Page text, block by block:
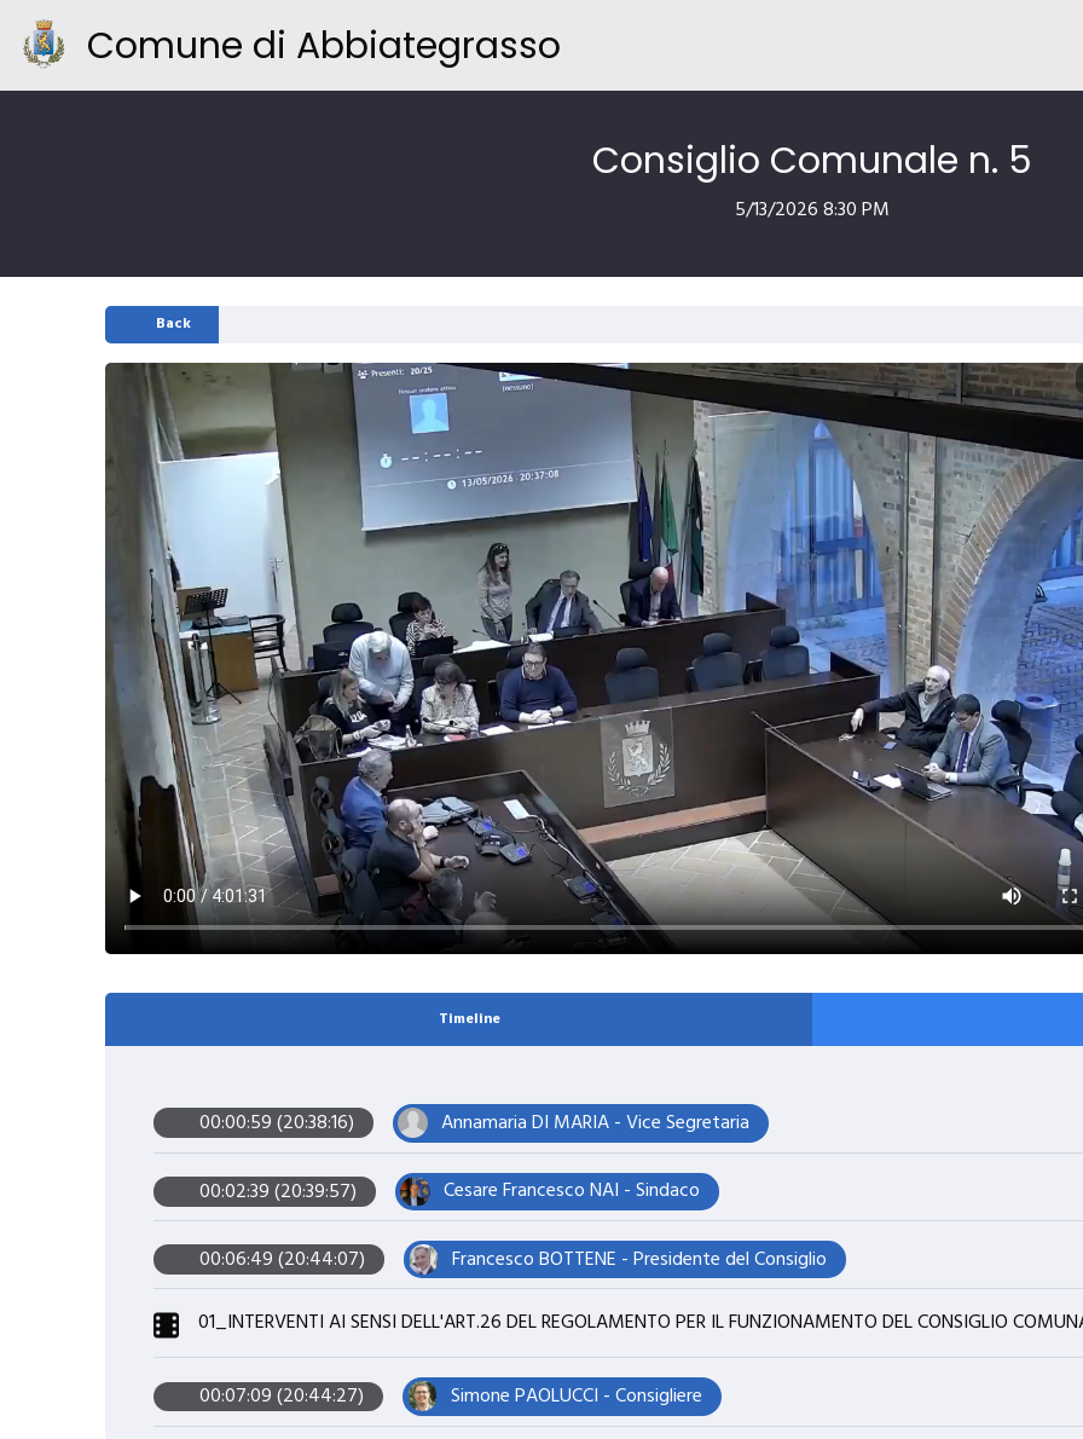
Comune di Abbiategrasso
Consiglio Comunale n. 5
5/13/2026 8:30 PM
Back
Timeline
00:00:59 (20:38:16) Annamaria DI MARIA - Vice Segretaria
00:02:39 (20:39:57) Cesare Francesco NAI - Sindaco
00:06:49 (20:44:07) Francesco BOTTENE - Presidente del Consiglio
01_INTERVENTI AI SENSI DELL'ART.26 DEL REGOLAMENTO PER IL FUNZIONAMENTO DEL CONSIGLIO
00:07:09 (20:44:27) Simone PAOLUCCI - Consigliere